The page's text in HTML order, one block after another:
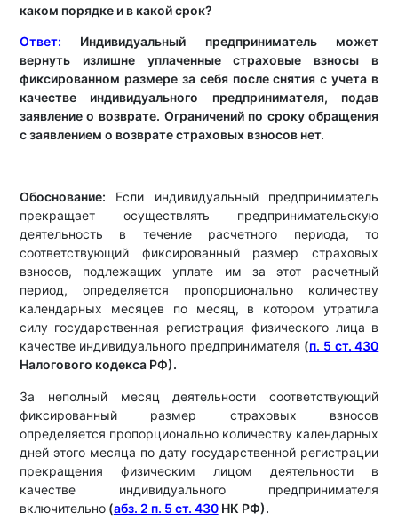
каком порядке и в какой срок?
Ответ: Индивидуальный предприниматель может
вернуть излишне уплаченные страховые взносы в
фиксированном размере за себя после снятия с учета в
качестве индивидуального предпринимателя, подав
заявление о возврате. Ограничений по сроку обращения
с заявлением о возврате страховых взносов нет.
Обоснование: Если индивидуальный предприниматель
прекращает осуществлять предпринимательскую
деятельность в течение расчетного периода, то
соответствующий фиксированный размер страховых
взносов, подлежащих уплате им за этот расчетный
период, определяется пропорционально количеству
календарных месяцев по месяц, в котором утратила
силу государственная регистрация физического лица в
качестве индивидуального предпринимателя (п. 5 ст. 430
Налогового кодекса РФ).
За неполный месяц деятельности соответствующий
фиксированный размер страховых взносов
определяется пропорционально количеству календарных
дней этого месяца по дату государственной регистрации
прекращения физическим лицом деятельности в
качестве индивидуального предпринимателя
включительно(абз. 2 п. 5 ст. 430НК РФ).